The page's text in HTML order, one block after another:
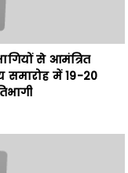
से आमंत्रित
में 19-20